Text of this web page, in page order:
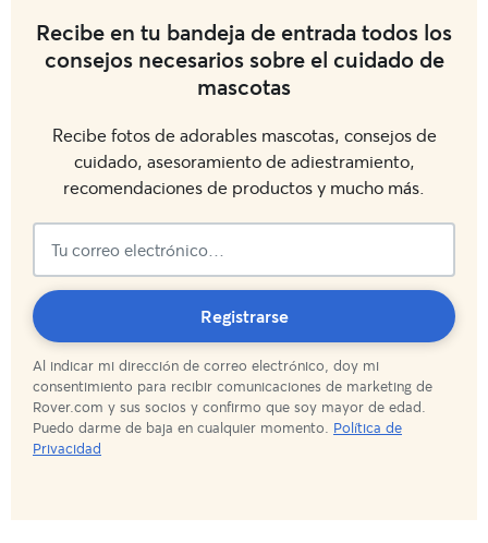
Recibe en tu bandeja de entrada todos los
consejos necesarios sobre el cuidado de
mascotas
Recibe fotos de adorables mascotas, consejos de
cuidado, asesoramiento de adiestramiento,
recomendaciones de productos y mucho más.
Al indicar mi dirección de correo electrónico, doy mi
consentimiento para recibir comunicaciones de marketing de
Rover.com y sus socios y confirmo que soy mayor de edad.
Puedo darme de baja en cualquier momento. Política de
Privacidad
Registrarse
¡Suscripción
completada!